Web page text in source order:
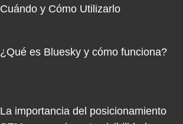
Cuándo y Cómo Utilizarlo
¿Qué es Bluesky y cómo funciona?
La importancia del posicionamiento